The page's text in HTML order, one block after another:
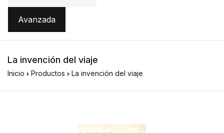
Buscar
Avanzada
La invención del viaje
Inicio Productos La invención del viaje